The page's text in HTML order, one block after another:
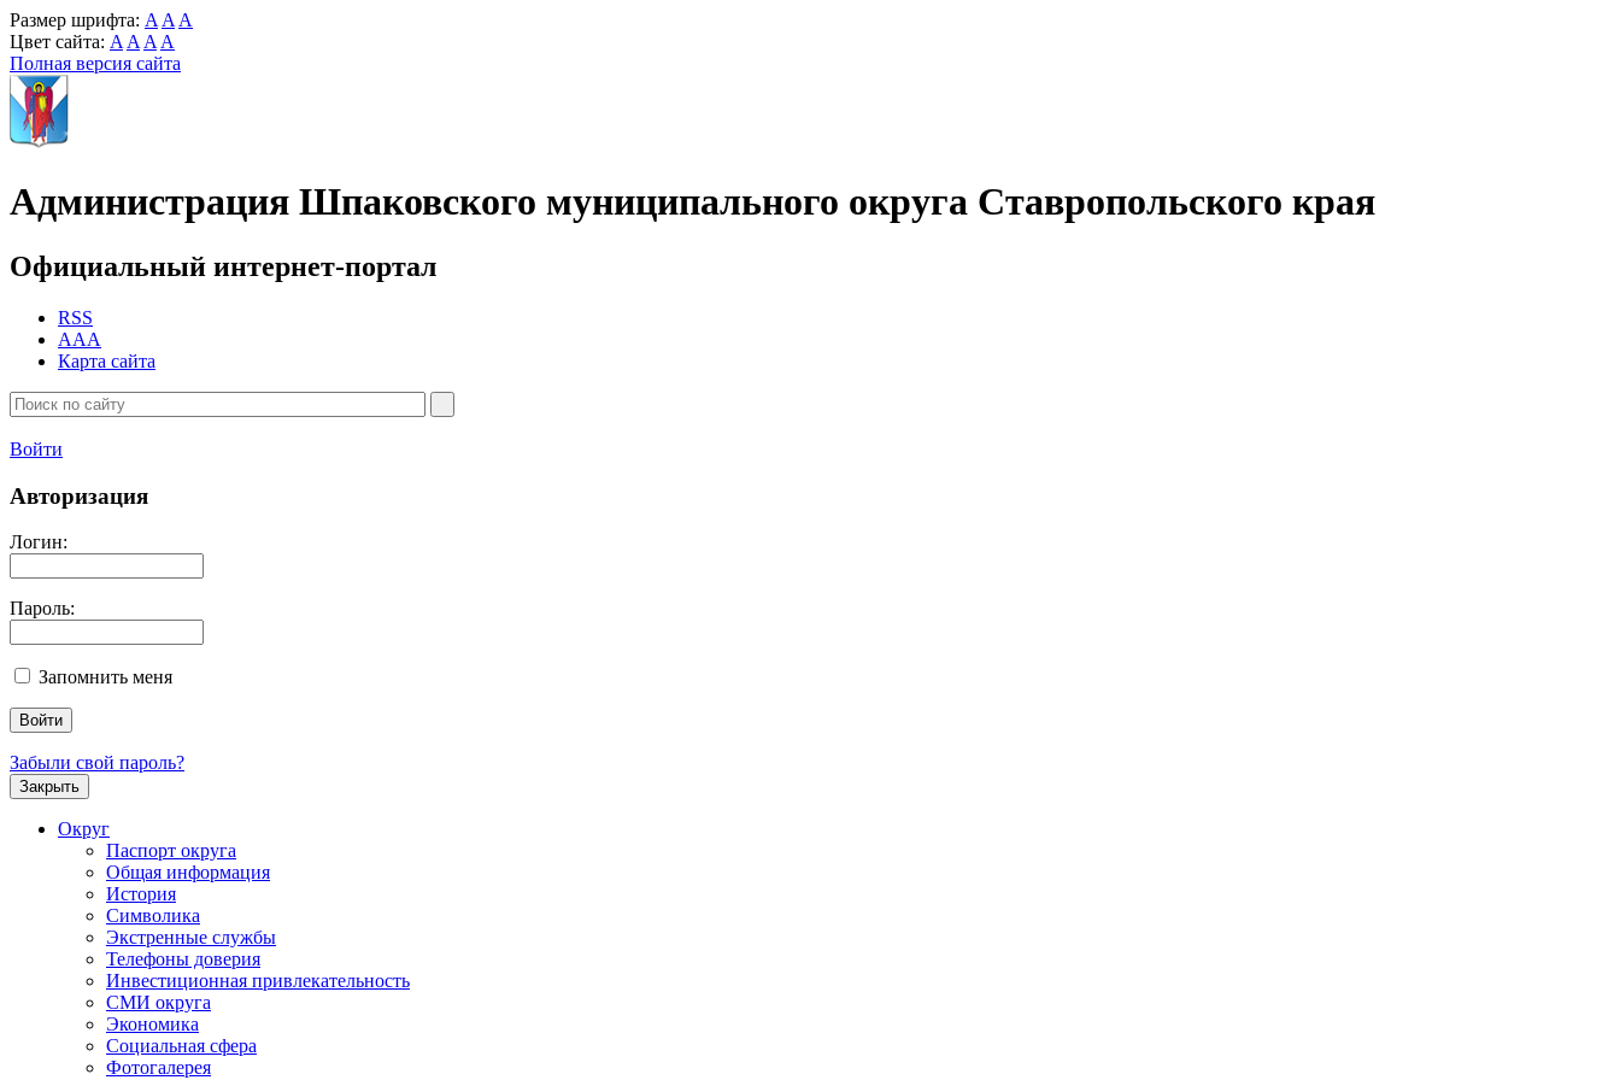
Размер шрифта: A A A
Цвет сайта: A A A A
Полная версия сайта
Администрация Шпаковского муниципального округа Ставропольского края
Официальный интернет-портал
RSS
AAA
Карта сайта
Войти
Авторизация
Логин:
Пароль:
Запомнить меня
Забыли свой пароль?
Закрыть
Округ
Паспорт округа
Общая информация
История
Символика
Экстренные службы
Телефоны доверия
Инвестиционная привлекательность
СМИ округа
Экономика
Социальная сфера
Фотогалерея